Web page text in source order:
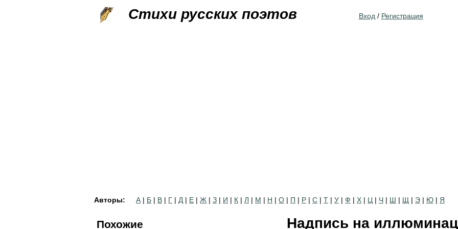
Стихи русских поэтов Вход / Регистрация
Авторы: А | Б | В | Г | Д | Е | Ж | З | И | К | Л | М | Н | О | П | Р | С | Т | У | Ф | Х | Ц | Ч | Ш | Щ | Э | Ю | Я
Надпись на
Похожие